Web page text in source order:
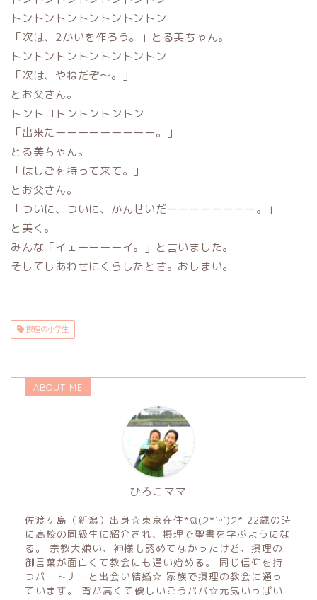
トントントントントントントン
「次は、2かいを作ろう。」とる美ちゃん。
トントントントントントントン
「次は、やねだぞ〜。」
とお父さん。
トントコトントントントン
「出来たーーーーーーーーー。」
とる美ちゃん。
「はしごを持って来て。」
とお父さん。
「ついに、ついに、かんせいだーーーーーーーー。」
と美く。
みんな「イェーーーーイ。」と言いました。
そしてしあわせにくらしたとさ。おしまい。
摂理の小学生
ABOUT ME
ひろこママ
佐渡ヶ島（新潟）出身☆東京在住*ଘ(੭*ˊᵕˋ)੭* 22歳の時
に高校の同級生に紹介され、摂理で聖書を学ぶようにな
る。 宗教大嫌い、神様も認めてなかったけど、摂理の
御言葉が面白くて教会にも通い始める。 同じ信仰を持
つパートナーと出会い結婚☆ 家族で摂理の教会に通っ
ています。 背が高くて優しいごうパパ☆元気いっぱい